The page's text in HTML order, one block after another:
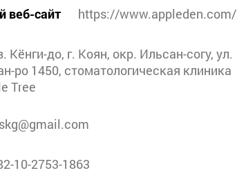
веб-сайт https://www.appleden.com/
Кёнги-до, г. Коян, окр. Ильсан-согу, ул.
ро 1450, стоматологическая клиника
Tree
10-2753-1863